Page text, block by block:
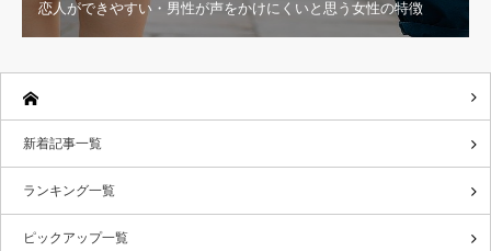
恋人ができやすい・男性が声をかけにくいと思う女性の特徴
新着記事一覧
ランキング一覧
ピックアップ一覧